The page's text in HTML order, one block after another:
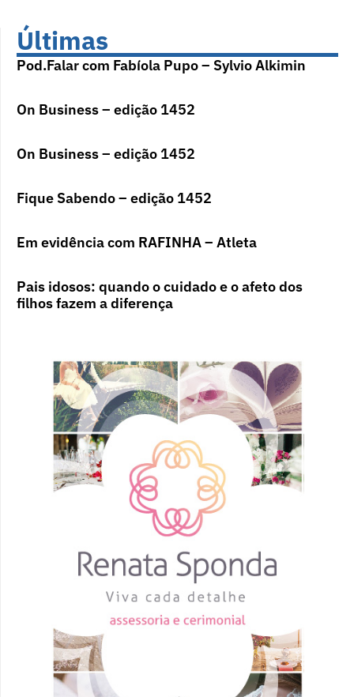
Últimas
Pod.Falar com Fabíola Pupo – Sylvio Alkimin
On Business – edição 1452
On Business – edição 1452
Fique Sabendo – edição 1452
Em evidência com RAFINHA – Atleta
Pais idosos: quando o cuidado e o afeto dos
filhos fazem a diferença